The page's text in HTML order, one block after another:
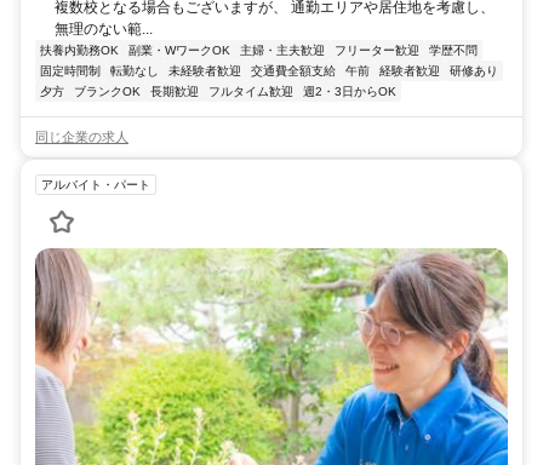
複数校となる場合もございますが、 通勤エリアや居住地を考慮し、
無理のない範...
扶養内勤務OK 副業・WワークOK 主婦・主夫歓迎 フリーター歓迎
学歴不問
固定時間制
転勤なし 未経験者歓迎 交通費全額支給 午前 経験者歓迎
研修あり
夕方
ブランクOK 長期歓迎 フルタイム歓迎 週2・3日からOK
同じ企業の求人
アルバイト・パート